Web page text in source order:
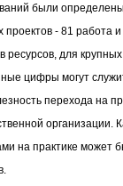
были
проектов - 81 работа
ресурсов, для
цифры могут
перехода на
организации.
на практике может